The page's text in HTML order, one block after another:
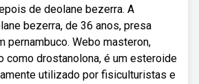
de deolane bezerra. A
bezerra, de 36 anos, presa
pernambuco. Webo masteron,
como drostanolona, é um esteroide
utilizado por fisiculturistas e